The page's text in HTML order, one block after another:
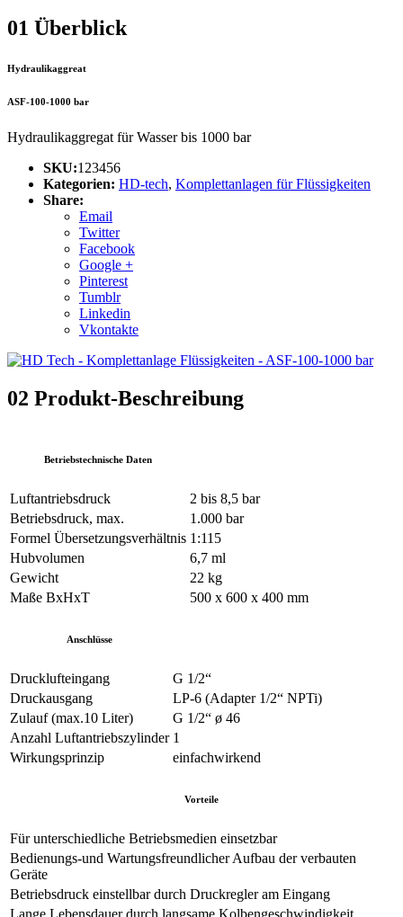
01 Überblick
Hydraulikaggreat
ASF-100-1000 bar
Hydraulikaggregat für Wasser bis 1000 bar
SKU:123456
Kategorien: HD-tech, Komplettanlagen für Flüssigkeiten
Share:
Email
Twitter
Facebook
Google +
Pinterest
Tumblr
Linkedin
Vkontakte
02 Produkt-Beschreibung
Betriebstechnische Daten
Luftantriebsdruck
2 bis 8,5 bar
Betriebsdruck, max.
1.000 bar
Formel Übersetzungsverhältnis 1:115
Hubvolumen
6,7 ml
Gewicht
22 kg
Maße BxHxT
500 x 600 x 400 mm
Anschlüsse
Drucklufteingang
G 1/2“
Druckausgang
LP-6 (Adapter 1/2“ NPTi)
Zulauf (max.10 Liter)
G 1/2“ ø 46
Anzahl Luftantriebszylinder 1
Wirkungsprinzip
einfachwirkend
Vorteile
Für unterschiedliche Betriebsmedien einsetzbar
Bedienungs-und Wartungsfreundlicher Aufbau der verbauten
Geräte
Betriebsdruck einstellbar durch Druckregler am Eingang
Lange Lebensdauer durch langsame Kolbengeschwindigkeit